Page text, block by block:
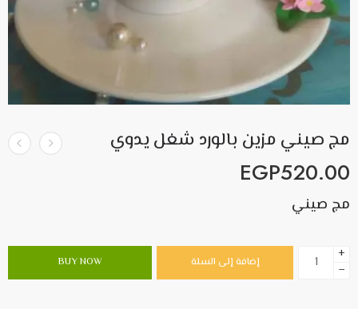
مج صيني مزين بالورد شغل يدوي
EGP520.00
مج صيني
+
−
إضافة إلى السلة BUY NOW